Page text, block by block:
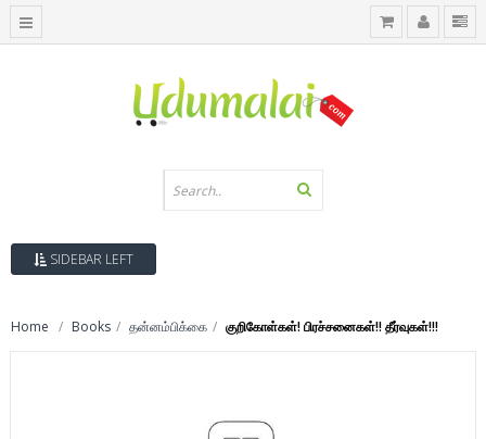
SIDEBAR LEFT
Home Books தன்னம்பிக்கை குறிகோள்கள்! பிரச்சனைகள்!! தீர்வுகள்!!!